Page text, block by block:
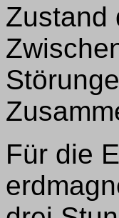
Zustand
Für die